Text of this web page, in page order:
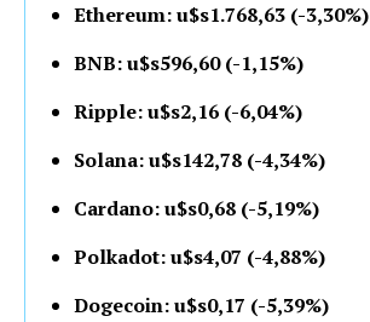
Ethereum: u$s1.768,63 (-3,30%)
BNB: u$s596,60 (-1,15%)
Ripple: u$s2,16 (-6,04%)
Solana: u$s142,78 (-4,34%)
Cardano: u$s0,68 (-5,19%)
Polkadot: u$s4,07 (-4,88%)
Dogecoin: u$s0,17 (-5,39%)